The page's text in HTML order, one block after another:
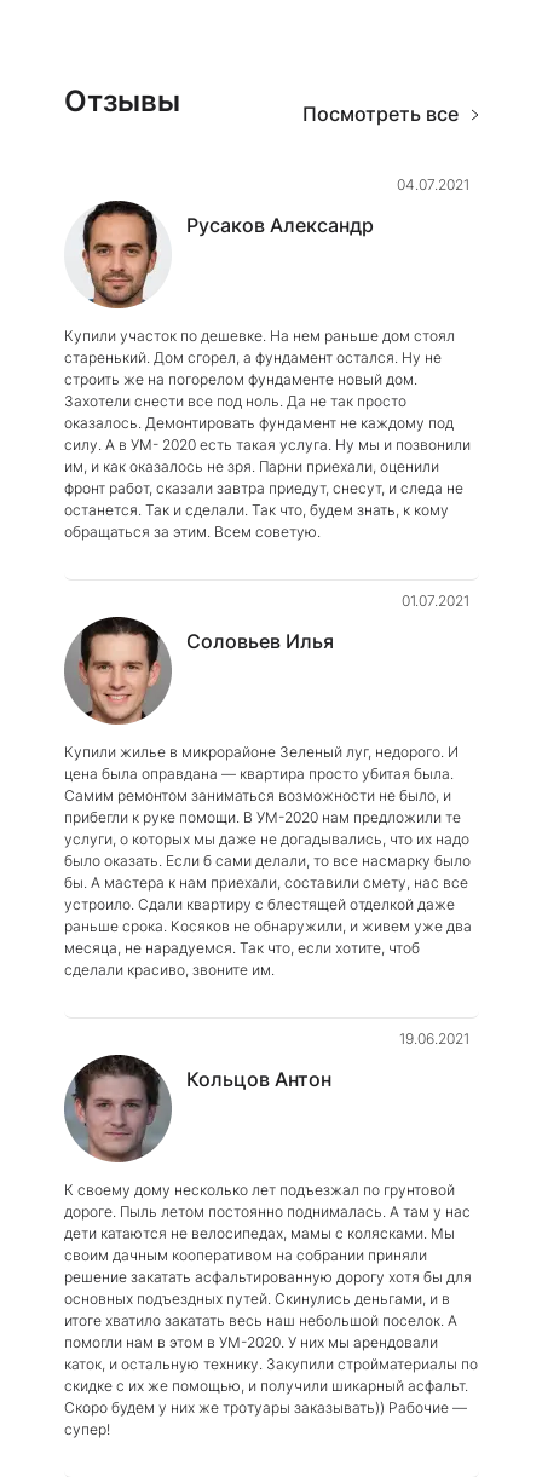
Отзывы Посмотреть все
Русаков Александр
04.07.2021
Купили участок по дешевке. На нем раньше дом стоял
старенький. Дом сгорел, а фундамент остался. Ну не
строить же на погорелом фундаменте новый дом.
Захотели снести все под ноль. Да не так просто
оказалось. Демонтировать фундамент не каждому под
силу. А в УМ- 2020 есть такая услуга. Ну мы и позвонили
им, и как оказалось не зря. Парни приехали, оценили
фронт работ, сказали завтра приедут, снесут, и следа не
останется. Так и сделали. Так что, будем знать, к кому
обращаться за этим. Всем советую.
Соловьев Илья
01.07.2021
Купили жилье в микрорайоне Зеленый луг, недорого. И
цена была оправдана — квартира просто убитая была.
Самим ремонтом заниматься возможности не было, и
прибегли к руке помощи. В УМ-2020 нам предложили те
услуги, о которых мы даже не догадывались, что их надо
было оказать. Если б сами делали, то все насмарку было
бы. А мастера к нам приехали, составили смету, нас все
устроило. Сдали квартиру с блестящей отделкой даже
раньше срока. Косяков не обнаружили, и живем уже два
месяца, не нарадуемся. Так что, если хотите, чтоб
сделали красиво, звоните им.
Кольцов Антон
19.06.2021
К своему дому несколько лет подъезжал по грунтовой
дороге. Пыль летом постоянно поднималась. А там у нас
дети катаются не велосипедах, мамы с колясками. Мы
своим дачным кооперативом на собрании приняли
решение закатать асфальтированную дорогу хотя бы для
основных подъездных путей. Скинулись деньгами, и в
итоге хватило закатать весь наш небольшой поселок. А
помогли нам в этом в УМ-2020. У них мы арендовали
каток, и остальную технику. Закупили стройматериалы по
скидке с их же помощью, и получили шикарный асфальт.
Скоро будем у них же тротуары заказывать)) Рабочие —
супер!